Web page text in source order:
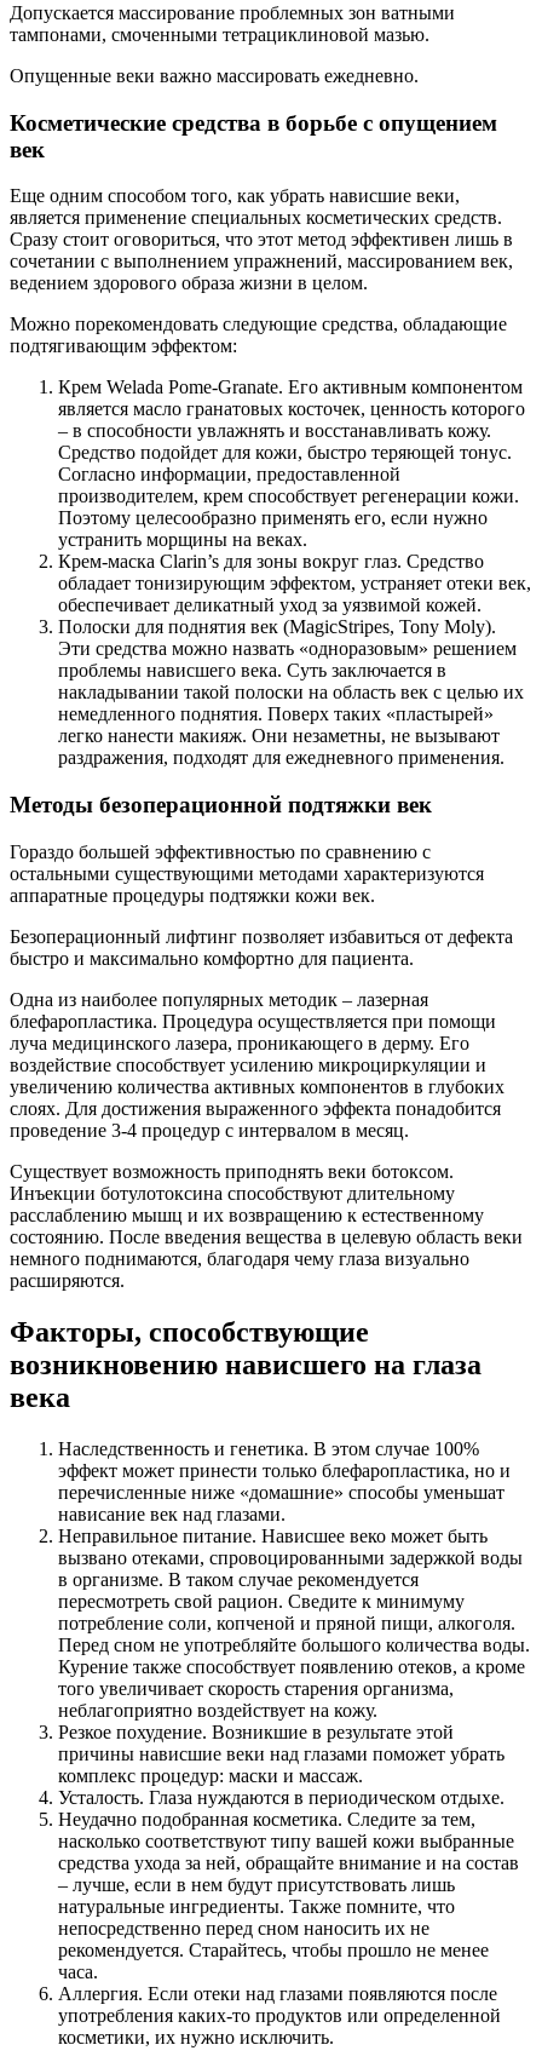
Допускается массирование проблемных зон ватными
тампонами, смоченными тетрациклиновой мазью.
Опущенные веки важно массировать ежедневно.
Косметические средства в борьбе с опущением
век
Еще одним способом того, как убрать нависшие веки,
является применение специальных косметических средств.
Сразу стоит оговориться, что этот метод эффективен лишь в
сочетании с выполнением упражнений, массированием век,
ведением здорового образа жизни в целом.
Можно порекомендовать следующие средства, обладающие
подтягивающим эффектом:
Крем Welada Pome-Granate. Его активным компонентом
является масло гранатовых косточек, ценность которого
– в способности увлажнять и восстанавливать кожу.
Средство подойдет для кожи, быстро теряющей тонус.
Согласно информации, предоставленной
производителем, крем способствует регенерации кожи.
Поэтому целесообразно применять его, если нужно
устранить морщины на веках.
Крем-маска Clarin’s для зоны вокруг глаз. Средство
обладает тонизирующим эффектом, устраняет отеки век,
обеспечивает деликатный уход за уязвимой кожей.
Полоски для поднятия век (MagicStripes, Tony Moly).
Эти средства можно назвать «одноразовым» решением
проблемы нависшего века. Суть заключается в
накладывании такой полоски на область век с целью их
немедленного поднятия. Поверх таких «пластырей»
легко нанести макияж. Они незаметны, не вызывают
раздражения, подходят для ежедневного применения.
Методы безоперационной подтяжки век
Гораздо большей эффективностью по сравнению с
остальными существующими методами характеризуются
аппаратные процедуры подтяжки кожи век.
Безоперационный лифтинг позволяет избавиться от дефекта
быстро и максимально комфортно для пациента.
Одна из наиболее популярных методик – лазерная
блефаропластика. Процедура осуществляется при помощи
луча медицинского лазера, проникающего в дерму. Его
воздействие способствует усилению микроциркуляции и
увеличению количества активных компонентов в глубоких
слоях. Для достижения выраженного эффекта понадобится
проведение 3-4 процедур с интервалом в месяц.
Существует возможность приподнять веки ботоксом.
Инъекции ботулотоксина способствуют длительному
расслаблению мышц и их возвращению к естественному
состоянию. После введения вещества в целевую область веки
немного поднимаются, благодаря чему глаза визуально
расширяются.
Факторы, способствующие
возникновению нависшего на глаза
века
Наследственность и генетика. В этом случае 100%
эффект может принести только блефаропластика, но и
перечисленные ниже «домашние» способы уменьшат
нависание век над глазами.
Неправильное питание. Нависшее веко может быть
вызвано отеками, спровоцированными задержкой воды
в организме. В таком случае рекомендуется
пересмотреть свой рацион. Сведите к минимуму
потребление соли, копченой и пряной пищи, алкоголя.
Перед сном не употребляйте большого количества воды.
Курение также способствует появлению отеков, а кроме
того увеличивает скорость старения организма,
неблагоприятно воздействует на кожу.
Резкое похудение. Возникшие в результате этой
причины нависшие веки над глазами поможет убрать
комплекс процедур: маски и массаж.
Усталость. Глаза нуждаются в периодическом отдыхе.
Неудачно подобранная косметика. Следите за тем,
насколько соответствуют типу вашей кожи выбранные
средства ухода за ней, обращайте внимание и на состав
– лучше, если в нем будут присутствовать лишь
натуральные ингредиенты. Также помните, что
непосредственно перед сном наносить их не
рекомендуется. Старайтесь, чтобы прошло не менее
часа.
Аллергия. Если отеки над глазами появляются после
употребления каких-то продуктов или определенной
косметики, их нужно исключить.